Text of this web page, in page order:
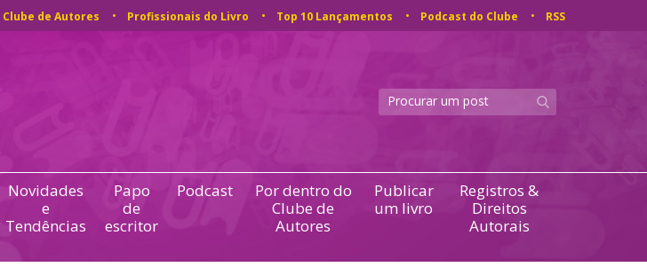
Clube de Autores Profissionais do Livro Top 10 Lançamentos Podcast do Clube RSS
Novidades
e
Tendências
Papo
de
escritor
Podcast
Por dentro do
Clube de
Autores
Publicar
um livro
Registros &
Direitos
Autorais